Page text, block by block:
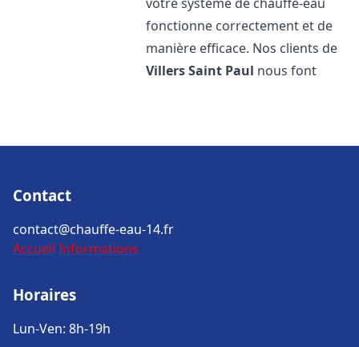
fonctionne correctement et de
manière efficace. Nos clients de
Villers Saint Paul nous font
Contact
contact@chauffe-eau-14.fr
Accueil Informations
Horaires
Lun-Ven: 8h-19h